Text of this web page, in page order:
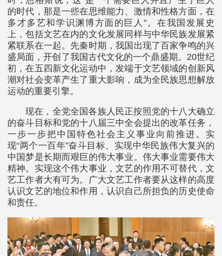
的时代，那是一些在思维能力、激情和性格方面，在
多才多艺和学识渊博方面的巨人”。在我国发展史
上，包括文艺在内的文化发展同样与中华民族发展紧
紧联系在一起。先秦时期，我国出现了百家争鸣的兴
盛局面，开创了我国古代文化的一个鼎盛期。20世纪
初，在五四新文化运动中，发端于文艺领域的创新风
潮对社会变革产生了重大影响，成为全民族思想解放
运动的重要引擎。
现在，全党全国各族人民正按照党的十八大确立
的奋斗目标和党的十八届三中全会提出的改革任务，
一步一步把中国特色社会主义事业向前推进。实
现“两个一百年”奋斗目标、实现中华民族伟大复兴的
中国梦是长期而艰巨的伟大事业。伟大事业需要伟大
精神。实现这个伟大事业，文艺的作用不可替代，文
艺工作者大有可为。广大文艺工作者要从这样的高度
认识文艺的地位和作用，认识自己所担负的历史使命
和责任。